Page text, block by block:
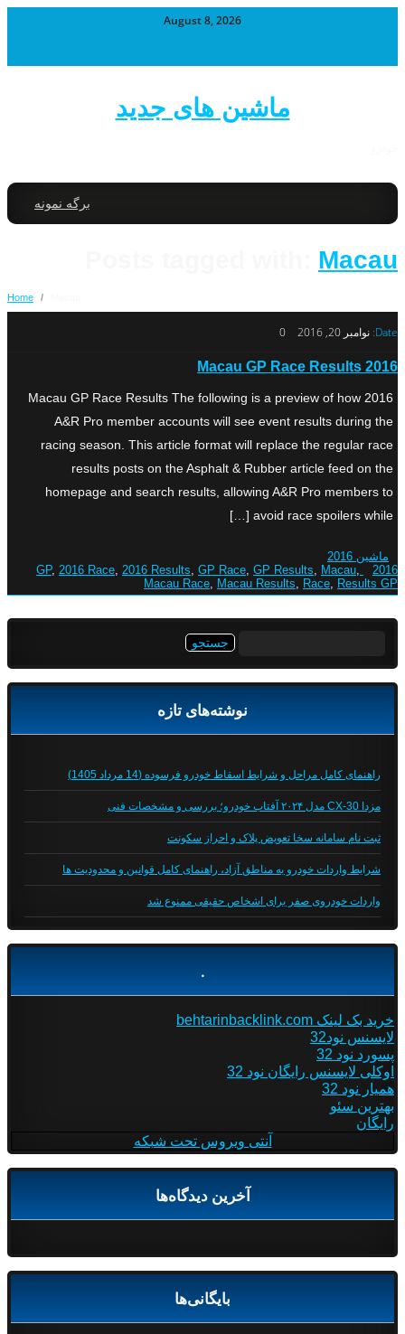
August 8, 2026
ماشین های جدید
برگه نمونه
Macau
Home /
Date: نوامبر 20, 2016 0
2016 Macau GP Race Results
2016 Macau GP Race Results The following is a preview of how
A&R Pro member accounts will see event results during the
racing season. This article format will replace the regular race
results posts on the Asphalt & Rubber article feed on the
homepage and search results, allowing A&R Pro members to
avoid race spoilers while […]
ماشین 2016
2016 GP
, 2016 Race, 2016 Results, GP Race, GP Results, Macau,
Macau Race, Macau Results, Race, Results GP
نوشته‌های تازه
راهنمای کامل مراحل و شرایط اسقاط خودرو فرسوده (14 مرداد 1405)
مزدا CX-30 مدل ۲۰۲۴ آفتاب خودرو؛ بررسی و مشخصات فنی
ثبت نام سامانه سخا تعویض پلاک و احراز سکونت
شرایط واردات خودرو به مناطق آزاد، راهنمای کامل قوانین و محدودیت ها
واردات خودروی صفر برای اشخاص حقیقی ممنوع شد
.
خرید بک لینک behtarinbacklink.com
لایسنس نود32
پسورد نود 32
اوکلی لایسنس رایگان نود 32
همیار نود 32
بهترین سئو
رایگان
آنتی ویروس تحت شبکه
آخرین دیدگاه‌ها
بایگانی‌ها